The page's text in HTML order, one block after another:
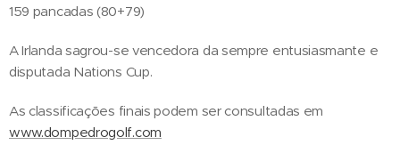
159 pancadas (80+79)
A Irlanda sagrou-se vencedora da sempre entusiasmante e
disputada Nations Cup.
As classificações finais podem ser consultadas em
www.dompedrogolf.com